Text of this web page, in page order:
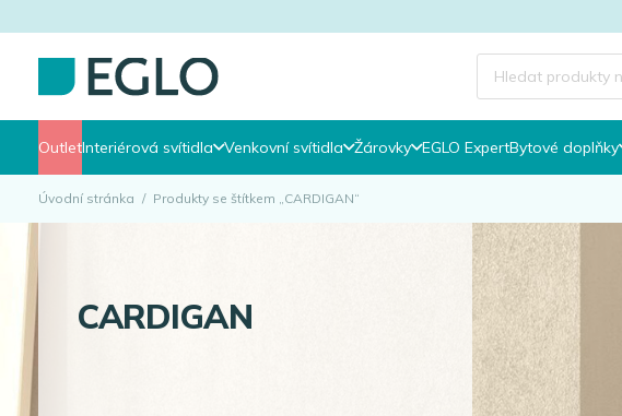
Products
search
OutletInteriérová svítidla Venkovní svítidla Žárovky EGLO ExpertBytové doplňky
Úvodní stránka / Produkty se štítkem „CARDIGAN“
CARDIGAN